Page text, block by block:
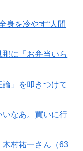
身を冷やす“人間
那に「お弁当いら
論」を叩きつけて
いなあ。買いに行
木村祐一さん（63